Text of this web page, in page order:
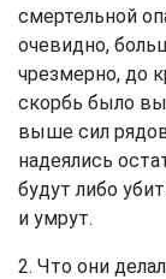
смертельной
очевидно,
чрезмерно, до
скорбь было
выше сил
надеялись
будут либо
и умрут.
2. Что они